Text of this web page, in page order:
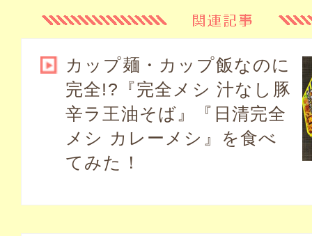
カップ麺・カップ飯なのに
完全!?『完全メシ 汁なし豚
辛ラ王油そば』『日清完全
メシ カレーメシ』を食べ
てみた！